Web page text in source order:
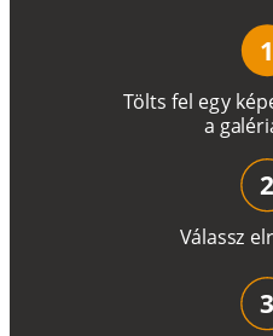
Tölts fel egy ké
a galéri
1
Válassz elr
2
3